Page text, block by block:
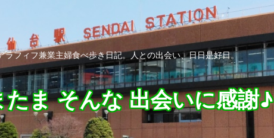
ラフィフ兼業主婦食べ歩き日記。人との出会い、日日是好日。
たま そんな 出会いに感謝♪